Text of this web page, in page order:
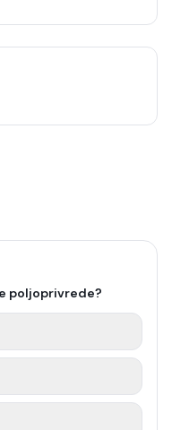
poljoprivrede?